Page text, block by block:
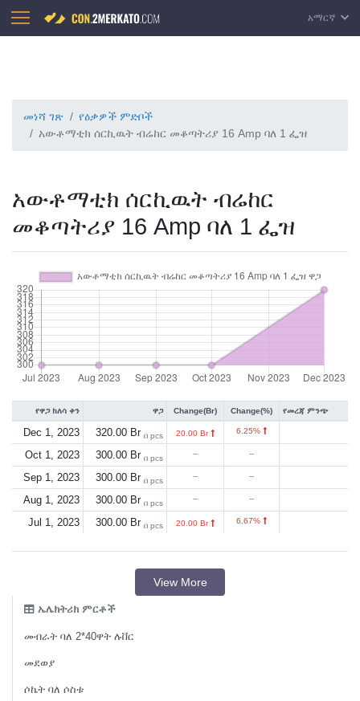
አማርኛ
መነሻ ገጽ
የዕቃዎች ምድቦች
አውቶማቲክ ሰርኪዉት ብሬከር መቆጣትሪያ 16 Amp ባለ 1 ፌዝ
አውቶማቲክ ሰርኪዉት ብሬከር
መቆጣትሪያ 16 Amp ባለ 1 ፌዝ
የዋጋ ክለሳ ቀን ዋጋ Change(Br) Change(%) የመረጃ ምንጭ
Dec 1, 2023 320.00 Br በ pcs 20.00 Br 6.25%
Oct 1, 2023 300.00 Br በ pcs -- --
Sep 1, 2023 300.00 Br በ pcs -- --
Aug 1, 2023 300.00 Br በ pcs -- --
Jul 1, 2023 300.00 Br በ pcs 20.00 Br 6.67%
View More
ኤሌክትሪክ ምርቶች
መብራት ባለ 2*40ዋት ሉቨር
መደወያ
ሶኬት ባለ ሶስቱ